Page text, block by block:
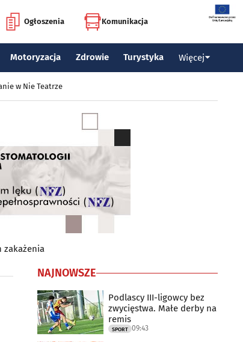
Ogłoszenia Komunikacja
Motoryzacja Zdrowie Turystyka Więcej
w Nie Teatrze
zakażenia
NAJNOWSZE
Podlascy III-ligowcy bez
zwycięstwa. Małe derby na
remis
SPORT 09:43